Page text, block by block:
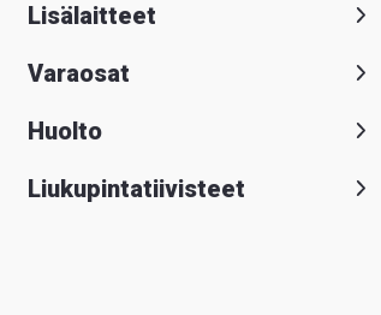
Lisälaitteet
Varaosat
Huolto
Liukupintatiivisteet